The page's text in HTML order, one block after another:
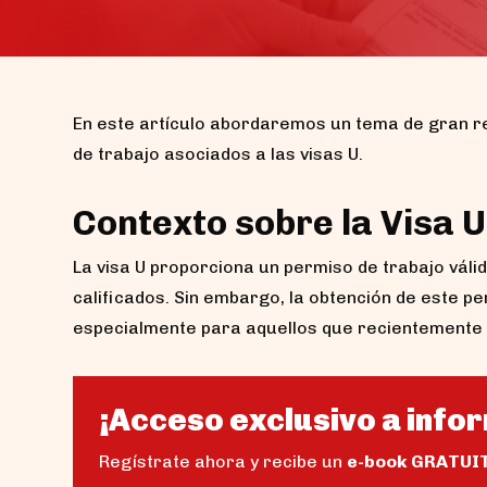
En este artículo abordaremos un tema de gran
de trabajo asociados a las visas U.
Contexto sobre la Visa U
La visa U proporciona un permiso de trabajo
calificados. Sin embargo, la obtención de este
especialmente para aquellos que
¡Acceso exclusivo a
Regístrate ahora y recibe un e-book